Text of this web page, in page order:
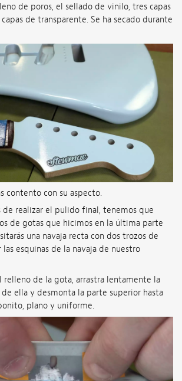
de poros, el sellado de vinilo, tres capas
de transparente. Se ha secado durante
contento con su aspecto.
de realizar el pulido final, tenemos que
de gotas que hicimos en la última parte
una navaja recta con dos trozos de
esquinas de la navaja de nuestro
relleno de la gota, arrastra lentamente la
ella y desmonta la parte superior hasta
plano y uniforme.